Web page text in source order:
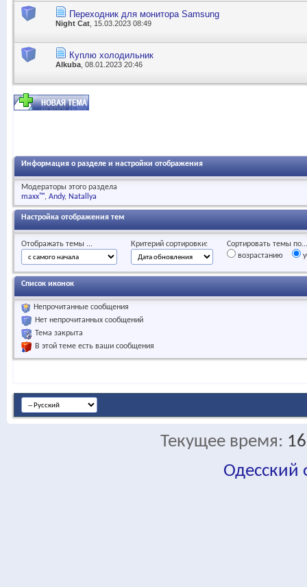
Переходник для монитора Samsung
Night Cat, 15.03.2023 08:49
Куплю холодильник
Alkuba , 08.01.2023 20:46
Информация о разделе и настройки отображения
Модераторы этого раздела
maxx™ Andy Natallya
Настройка отображения тем
Отображать темы ... Критерий сортировки:
Сортировать темы по...
возрастанию
Список иконок
Непрочитанные сообщения
Нет непрочитанных сообщений
Тема закрыта
В этой теме есть ваши сообщения
Текущее время:
Одесский